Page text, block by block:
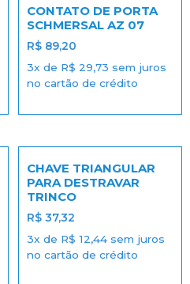
CONTATO DE PORTA
SCHMERSAL AZ 07
R$ 89,20
3x de R$ 29,73 sem juros
no cartão de crédito
CHAVE TRIANGULAR
PARA DESTRAVAR
TRINCO
R$ 37,32
3x de R$ 12,44 sem juros
no cartão de crédito